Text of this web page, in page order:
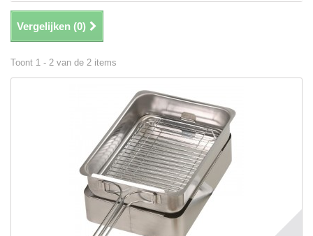
Vergelijken (0)
Toont 1 - 2 van de 2 items